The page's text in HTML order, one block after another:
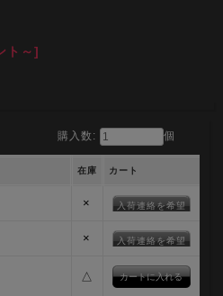
ト～]
購入数: 個
在庫 カート
× 入荷連絡を希望
× 入荷連絡を希望
△